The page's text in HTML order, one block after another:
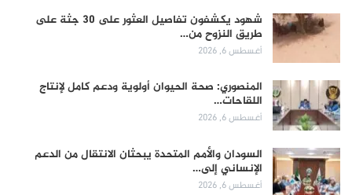
شهود يكشفون تفاصيل العثور على 30 جثة على
طريق النزوح من…
أغسطس 6, 2026
المنصوري: صحة الحيوان أولوية ودعم كامل لإنتاج
اللقاحات…
أغسطس 6, 2026
السودان والأمم المتحدة يبحثان الانتقال من الدعم
الإنساني إلى…
أغسطس 6, 2026